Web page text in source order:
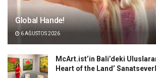
Global Hande!
6 AĞUSTOS 2026
McArt.ist’in Bali’deki
Heart of the Land’